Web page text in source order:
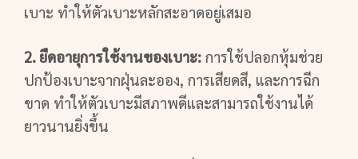
เบาะ ทำให้ตัวเบาะหลักสะอาดอยู่เสมอ
2. ยืดอายุการใช้งานของเบาะ: การใช้ปลอกหุ้มช่วย
ปกป้องเบาะจากฝุ่นละออง, การเสียดสี, และการฉีก
ขาด ทำให้ตัวเบาะมีสภาพดีและสามารถใช้งานได้
ยาวนานยิ่งขึ้น